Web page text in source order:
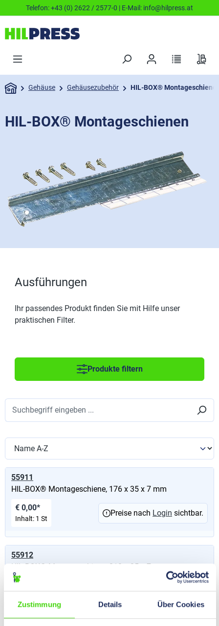
Zustimmung Details Über Cookies
Telefon:+43 (0) 2622 / 2577-0 | E-Mail: info@hilpress.at
Gehäuse Gehäusezubehör HIL-BOX®
HIL-BOX® Montageschienen
Ausführungen
Ihr passendes Produkt finden Sie mit Hilfe unser
praktischen Filter.
Produkte filtern
55911
HIL-BOX® Montageschiene, 176 x 35 x 7 mm
€ 0,00*
Inhalt: 1 St
Preise nach Login sichtbar.
55912
HIL-BOX® Montageschiene, 210 x 35 x 7 mm
€ 0,00*
Preise nachLoginsichtbar.